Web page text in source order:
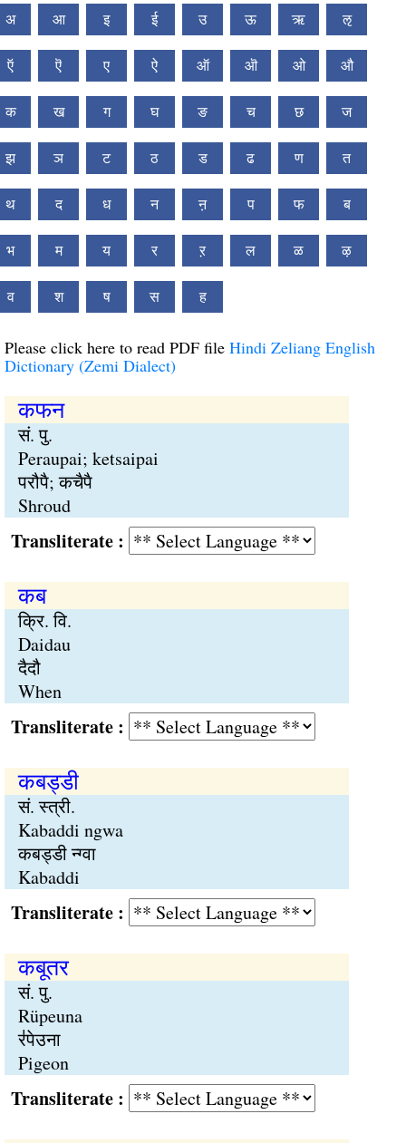
अ आ इ ई उ ऊ ऋ ऌ
ऍ ऎ ए ऐ ऑ ऒ ओ औ
क ख ग घ ङ च छ ज
झ ञ ट ठ ड ढ ण त
थ द ध न ऩ प फ ब
भ म य र ऱ ल ळ ऴ
व श ष स ह
Please click here to read PDF file Hindi Zeliang English
Dictionary (Zemi Dialect)
कफन
सं. पु.
Peraupai; ketsaipai
परौपै; कचैपै
Shroud
:
कब
क्रि. वि.
Daidau
दैदौ
When
:
कबड्डी
सं. स्त्री.
Kabaddi ngwa
कबड्डी न्ग्वा
Kabaddi
:
कबूतर
सं. पु.
Rüpeuna
र॑पेउना
Pigeon
: